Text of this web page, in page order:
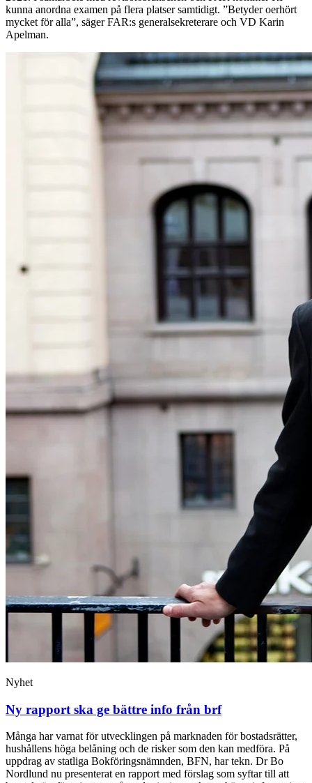
kunna anordna examen på flera platser samtidigt. ”Betyder oerhört
mycket för alla”, säger FAR:s generalsekreterare och VD Karin
Apelman.
Nyhet
Ny rapport ska ge bättre info från brf
Många har varnat för utvecklingen på marknaden för bostadsrätter,
hushållens höga belåning och de risker som den kan medföra. På
uppdrag av statliga Bokföringsnämnden, BFN, har tekn. Dr Bo
Nordlund nu presenterat en rapport med förslag som syftar till att